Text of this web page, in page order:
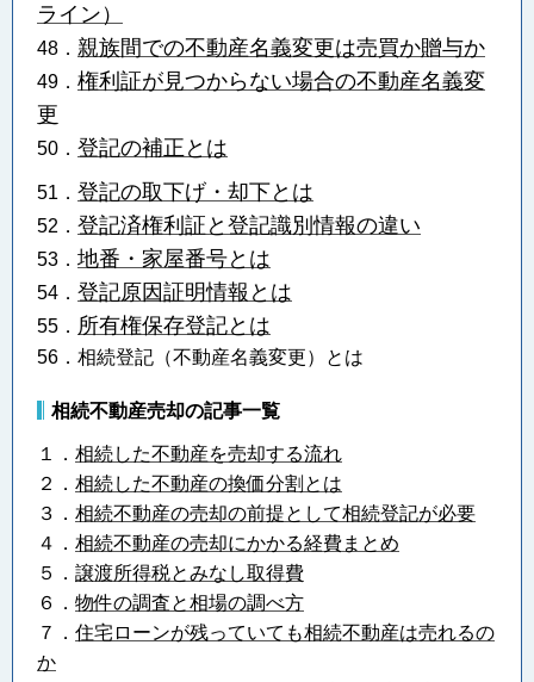
ライン）
48． 親族間での不動産名義変更は売買か贈与か
49． 権利証が見つからない場合の不動産名義変
更
50． 登記の補正とは
51． 登記の取下げ・却下とは
52． 登記済権利証と登記識別情報の違い
53． 地番・家屋番号とは
54． 登記原因証明情報とは
55． 所有権保存登記とは
56．相続登記（不動産名義変更）とは
相続不動産売却の記事一覧
１． 相続した不動産を売却する流れ
２． 相続した不動産の換価分割とは
３． 相続不動産の売却の前提として相続登記が必要
４． 相続不動産の売却にかかる経費まとめ
５． 譲渡所得税とみなし取得費
６． 物件の調査と相場の調べ方
７． 住宅ローンが残っていても相続不動産は売れるの
か